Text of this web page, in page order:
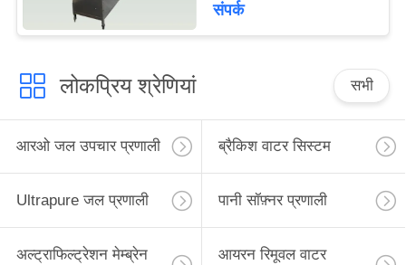
संपर्क
लोकप्रिय श्रेणियां सभी
आरओ जल उपचार प्रणाली ब्रैकिश वाटर सिस्टम
Ultrapure जल प्रणाली पानी सॉफ़्नर प्रणाली
अल्ट्राफिल्ट्रेशन मेम्ब्रेन
आयरन रिमूवल वाटर